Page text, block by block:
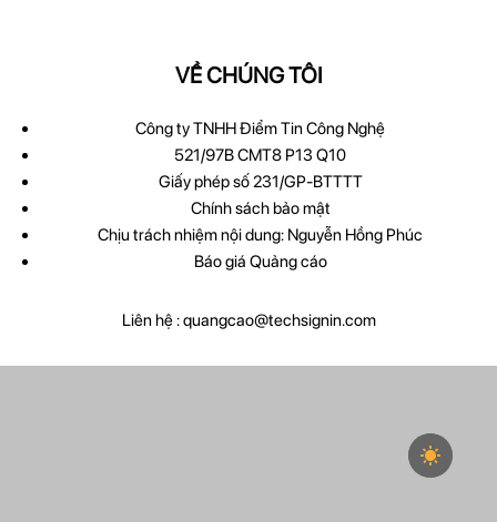
VỀ CHÚNG TÔI
Công ty TNHH Điểm Tin Công Nghệ
521/97B CMT8 P13 Q10
Giấy phép số 231/GP-BTTTT
Chính sách bảo mật
Chịu trách nhiệm nội dung: Nguyễn Hồng Phúc
Báo giá Quảng cáo
Liên hệ :quangcao@techsignin.com